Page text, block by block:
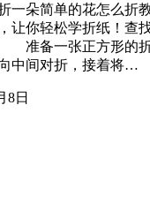
一朵简单的花怎么折
让你轻松学折纸！查
准备一张正方形的
中间对折，接着将…
8日